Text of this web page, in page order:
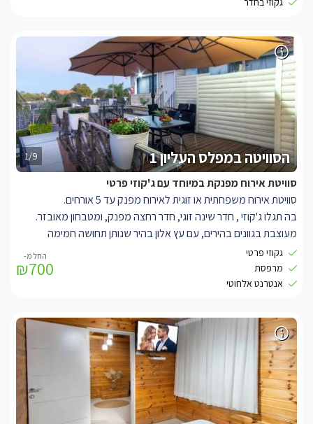
שפע פינות ישיבה מפנקות, שולחן ביליארד ושלל צמחייה מטופחת.
המתחם נמצא רק 5 דקות מהכנרת ושלל האטרקציות הנמצאות
בסביבתה.
1/9 הסוויטה במפלס העליון 1
סוויטת אירוח מפנקת במיוחד עם ג'קוזי פרטי
סוויטת אירוח משפחתית או זוגית לאירוח מפנק עד 5 אורחים.
בה תגלו ג'קוזי , חדר שינה זוגי, חדר רחצה מפנק, ומטבחון מאובזר.
מעוצבת בגוונים בהירים, עם עץ אלון בהיר שנותן תחושה חמימה
ונעימה, וג'קוזי פרטי מרובע פינתי, בחיפוי עץ בהיר.
בחדר השינה הזוגי תמצאו מיטה גדולה נעימה ונוחה, מוצעת במצעי
כותנה איכותיים, עם כריות רכות ונעימות.
ווילונות בגוונים נעימים בכדי לטשטש את אור השמש החודרת, בנוסף
בחדר השינה תמצאו טלוויזיה LCD מחוברת לכבלים.
בסלון תמצאו ספת ר' נוחה, בגווני אפורים, ממוזגת ולצידה טלווזיה
נוספת.
עוד תמצאו מטבחון מאובזר עם מקרר, מיקרוגל, כלים להכנת קפה ותה
וכו..
בחדר הרחצה המעוצב והחדש, יחכו לכם שירותים ומקלחון עמידה גדול,
גקוזי פרטי
מרפסת
אנטרנט אלחוטי
₪700